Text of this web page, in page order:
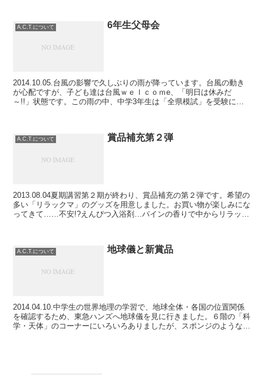
A.C.T.について 6年生父母会
2014.10.05.台風の影響で久しぶりの雨が降っています。台風の動き
が心配ですが、子ども達は台風ｗｅｌｃｏｍe、「明日は休みだ
～!!」状態です。この雨の中、中学3年生は「全県模試」を受験に行
A.C.T.について 賞品補充第２弾
2013.08.04夏期講習第２期が終わり、賞品補充の第２弾です。希望の
多い「リラックマ」のグッズを用意しました。お買い物が楽しみにな
ってきて……不安!?えんぴつ入浴剤…パインの香りで中からリラック
A.C.T.について 地球儀と新賞品
2014.04.10.中学生の世界地理の学習で、地球全体・各国の位置関係
を確認するため、東急ハンズへ地球儀を見に行きました。６階の「科
学・天体」のコーナーにいろいろありましたが、スポンジのような地